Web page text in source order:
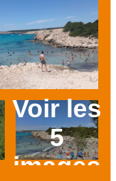
Voir les
5
images